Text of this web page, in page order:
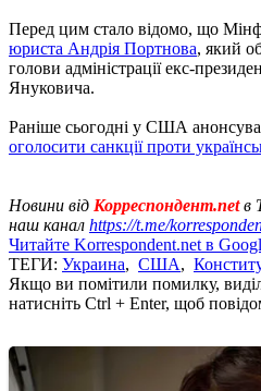
Перед цим стало відомо, що
юриста Андрія Портнова, який
голови адміністрації екс-
Януковича.
Раніше сьогодні у США
оголосити санкції проти
Новини від Корреспондент.netв
наш канал https://t.me/
Читайте Korrespondent.net в
ТЕГИ: Украина, США,
Якщо ви помітили помилку,
натисніть Ctrl + Enter, щоб